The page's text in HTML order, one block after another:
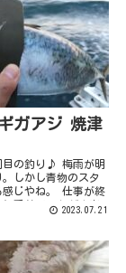
ガアジ 焼津
目の釣り♪ 梅雨が明
しかし青物のスタ
感じやね。 仕事が終
に乗せていただき出
です。 相変わらず
2023.07.21